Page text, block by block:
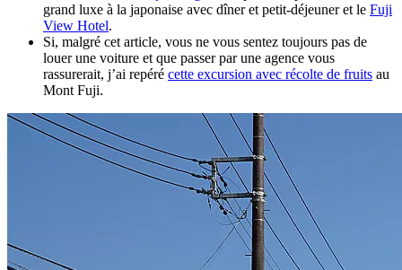
grand luxe à la japonaise avec dîner et petit-déjeuner et le Fuji
View Hotel.
Si, malgré cet article, vous ne vous sentez toujours pas de
louer une voiture et que passer par une agence vous
rassurerait, j’ai repéré cette excursion avec récolte de fruits au
Mont Fuji.